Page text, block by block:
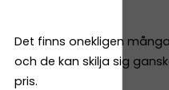
Det finns onekligen
och de kan skilja sig
pris.